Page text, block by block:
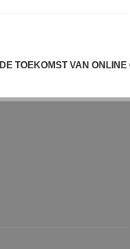
DE TOEKOMST VAN